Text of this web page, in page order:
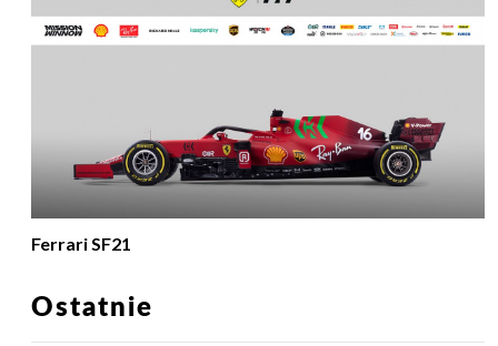
Ferrari SF21
Ostatnie